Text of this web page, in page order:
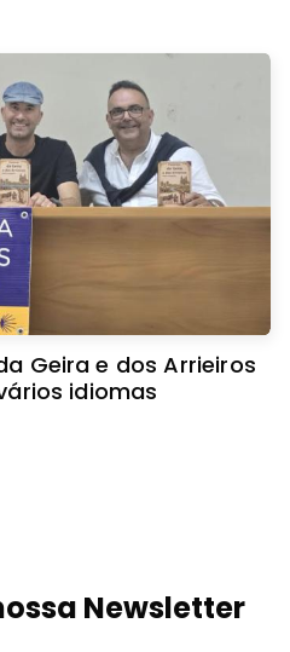
Geira e dos Arrieiros
idiomas
Newsletter